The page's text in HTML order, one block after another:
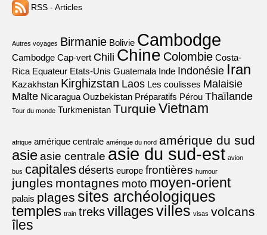
RSS - Articles
Autres voyages Birmanie Bolivie Cambodge
Cambodge Cap-vert Chili Chine Colombie Costa-
Rica Equateur Etats-Unis Guatemala Inde Indonésie Iran
Kazakhstan Kirghizstan Laos Les coulisses Malaisie
Malte Nicaragua Ouzbekistan Préparatifs Pérou Thaïlande
Tour du monde Turkmenistan Turquie Vietnam
afrique amérique centrale amérique du nord amérique du sud
asieasie centrale asie du sud-est avion
bus capitales déserts europe frontières humour
jungles montagnes moto moyen-orient
palais plages sites archéologiques
temples train treksvillagesvilles visas volcans
îles